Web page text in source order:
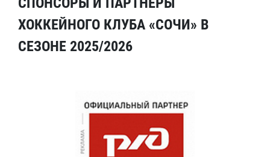
ХОККЕЙНОГО КЛУБА «СОЧИ» В
СЕЗОНЕ 2025/2026